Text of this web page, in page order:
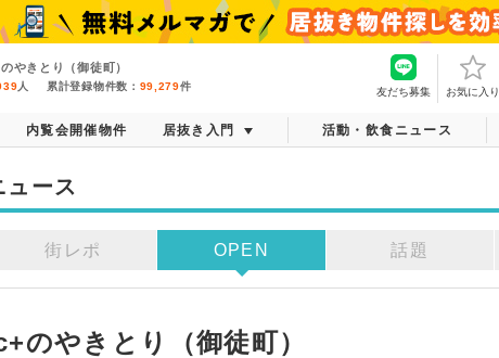
やきとり（御徒町）
人 累計登録物件数： 99,279件 友だち募集 お気に入り
内覧会開催物件 居抜き入門 活動・飲食ニュース
ュース
街レポ OPEN 話題
のやきとり（御徒町）